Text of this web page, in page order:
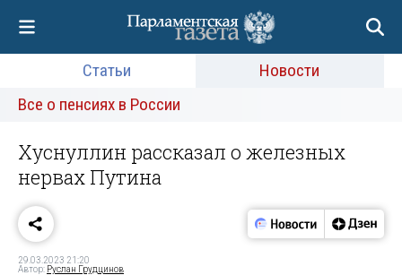
Статьи
Новости
Все о пенсиях в России
Хуснуллин рассказал о железных
нервах Путина
29.03.2023 21:20
Автор: Руслан Грудцинов